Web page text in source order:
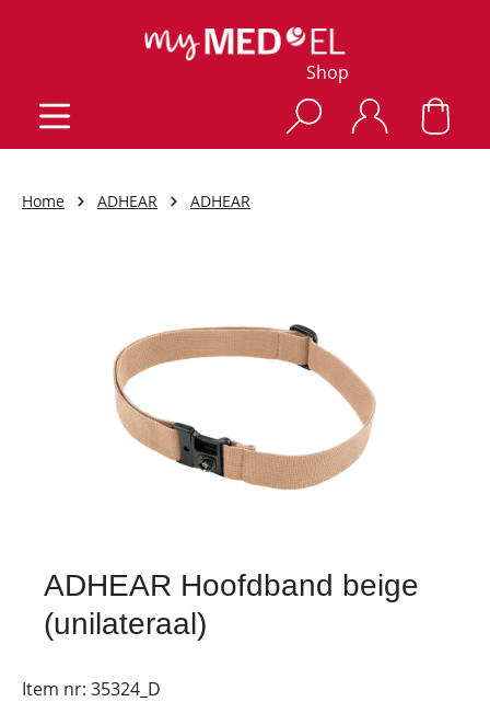
Shop
Home ADHEAR ADHEAR
ADHEAR Hoofdband beige
(unilateraal)
Item nr: 35324_D